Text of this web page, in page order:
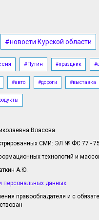
#новости Курской области
#Путин #праздник
#авто #дороги #выставка
Власова
СМИ: ЭЛ № ФС 77 -
технологий и
А.Ю.
персональных данных
правообладателя и с